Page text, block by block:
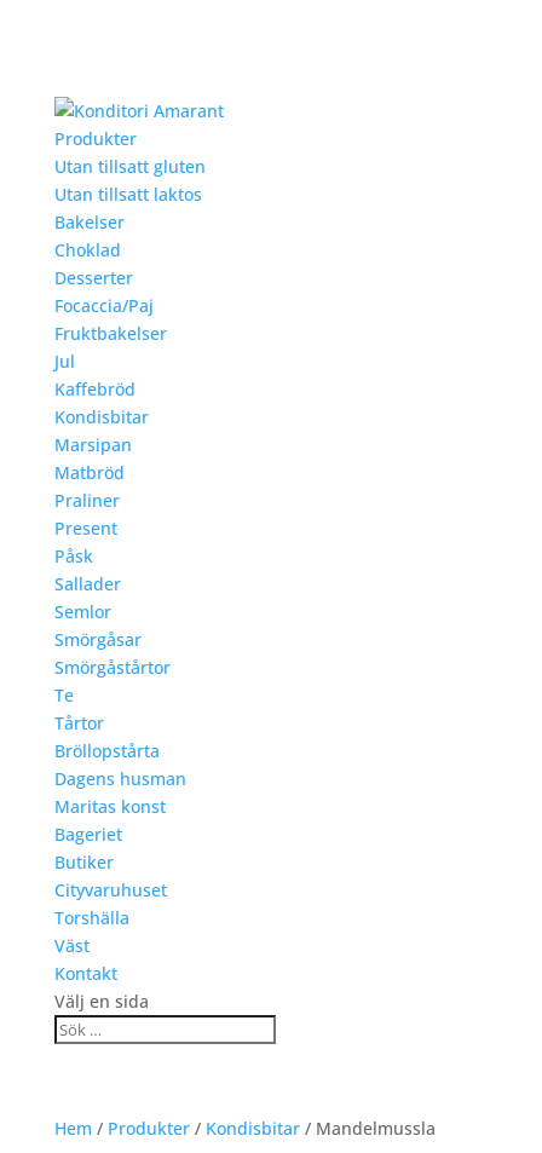
Produkter
Utan tillsatt gluten
Utan tillsatt laktos
Bakelser
Choklad
Desserter
Focaccia/Paj
Fruktbakelser
Jul
Kaffebröd
Kondisbitar
Marsipan
Matbröd
Praliner
Present
Påsk
Sallader
Semlor
Smörgåsar
Smörgåstårtor
Te
Tårtor
Bröllopstårta
Dagens husman
Maritas konst
Bageriet
Butiker
Cityvaruhuset
Torshälla
Väst
Kontakt
Välj en sida
Hem / Produkter/ Kondisbitar/ Mandelmussla